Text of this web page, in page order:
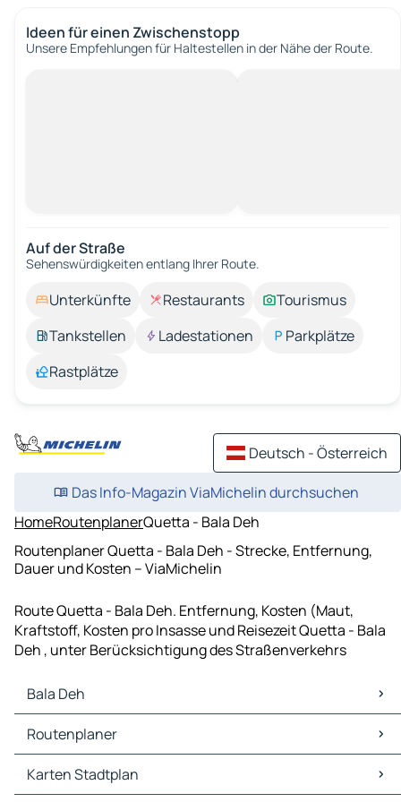
Ideen für einen Zwischenstopp
Unsere Empfehlungen für Haltestellen in der Nähe der Route.
Auf der Straße
Sehenswürdigkeiten entlang Ihrer Route.
Unterkünfte Restaurants
Tourismus
Tankstellen
Ladestationen
Parkplätze
Rastplätze
Deutsch - Österreich
Das Info-Magazin ViaMichelin durchsuchen
HomeRoutenplanerQuetta - Bala Deh
Routenplaner Quetta - Bala Deh - Strecke, Entfernung,
Dauer und Kosten – ViaMichelin
Route Quetta - Bala Deh. Entfernung, Kosten (Maut,
Kraftstoff, Kosten pro Insasse und Reisezeit Quetta - Bala
Deh , unter Berücksichtigung des Straßenverkehrs
Bala Deh
Bala Deh Karten Stadtplan
Bala Deh Verkehr
Bala Deh Hotels
Bala Deh Restaurants
Routenplaner
Routenplaner Bala Deh - Kandahar
Karten Stadtplan